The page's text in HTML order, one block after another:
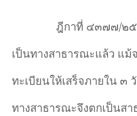
ฎีกาที่ ๔๓๗๗/๒๕
เป็นทางสาธารณะแล้ว แม้
ทะเบียนให้เสร็จภายใน ๓
ทางสาธารณะจึงตกเป็นส